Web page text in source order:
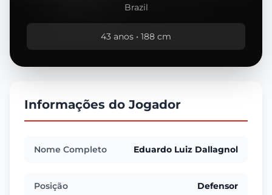
Brazil
43 anos • 188 cm
Informações do Jogador
Nome Completo Eduardo Luiz Dallagnol
Posição Defensor